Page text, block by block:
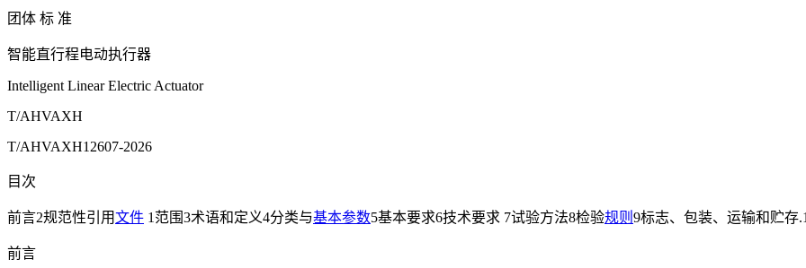
团体 标 准
智能直行程电动执行器
Intelligent Linear Electric Actuator
T/AHVAXH
T/AHVAXH12607-2026
目次
前言2规范性引用文件 1范围3术语和定义4分类与基本参数5基本要求6技术要求 7试验方法8检验规则 9标志、包装、运输和贮存
前言